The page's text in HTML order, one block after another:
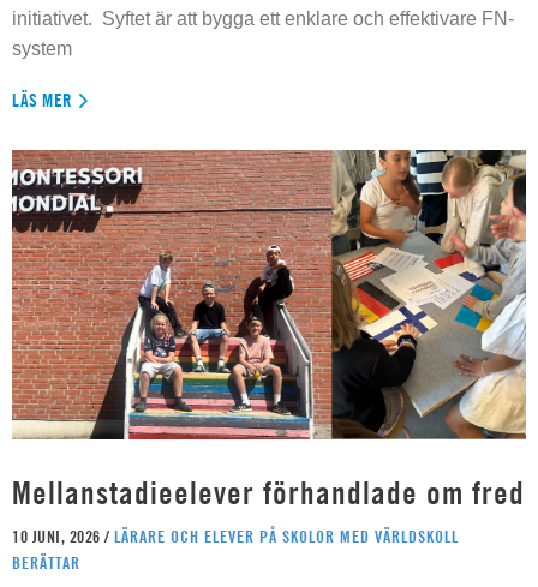
initiativet. Syftet är att bygga ett enklare och effektivare FN-
system
LÄS MER
Mellanstadieelever förhandlade om fred
10 JUNI, 2026 / LÄRARE OCH ELEVER PÅ SKOLOR MED VÄRLDSKOLL
BERÄTTAR